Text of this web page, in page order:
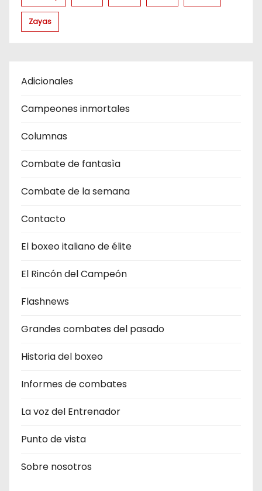
Zayas
Adicionales
Campeones inmortales
Columnas
Combate de fantasìa
Combate de la semana
Contacto
El boxeo italiano de élite
El Rincón del Campeón
Flashnews
Grandes combates del pasado
Historia del boxeo
Informes de combates
La voz del Entrenador
Punto de vista
Sobre nosotros